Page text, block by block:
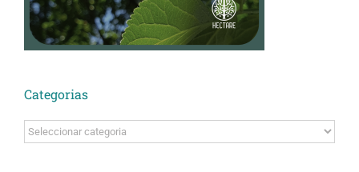
Categorias
Categorias